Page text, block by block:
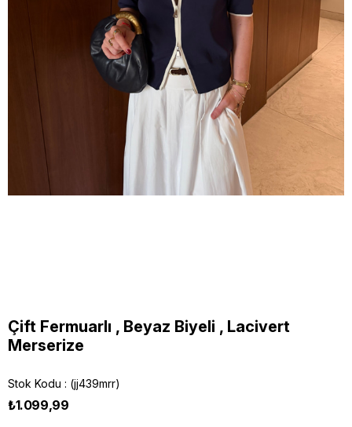
Çift Fermuarlı , Beyaz Biyeli , Lacivert
Merserize
Stok Kodu (jj439mrr)
₺1.099,99